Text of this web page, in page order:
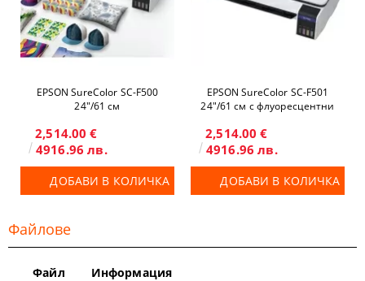
EPSON SureColor SC-F500
24"/61 см
2,514.00 €
4916.96 лв.
ДОБАВИ В КОЛИЧКА
EPSON SureColor SC-F501
24"/61 см с флуоресцентни
2,514.00 €
4916.96 лв.
ДОБАВИ В КОЛИЧКА
Файлове
Файл
Информация